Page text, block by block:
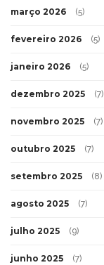
março 2026 (5)
fevereiro 2026 (5)
janeiro 2026 (5)
dezembro 2025 (7)
novembro 2025 (7)
outubro 2025 (7)
setembro 2025 (8)
agosto 2025 (7)
julho 2025 (9)
junho 2025 (7)